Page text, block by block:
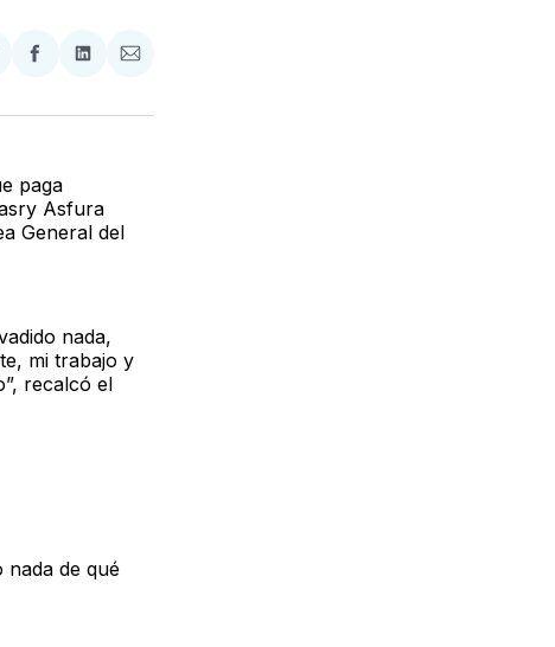
Compartir
Facebook
Compartir
LinkedIn
Compartir
Email
paga
Asfura
General del
nada,
mi trabajo y
recalcó el
nada de qué